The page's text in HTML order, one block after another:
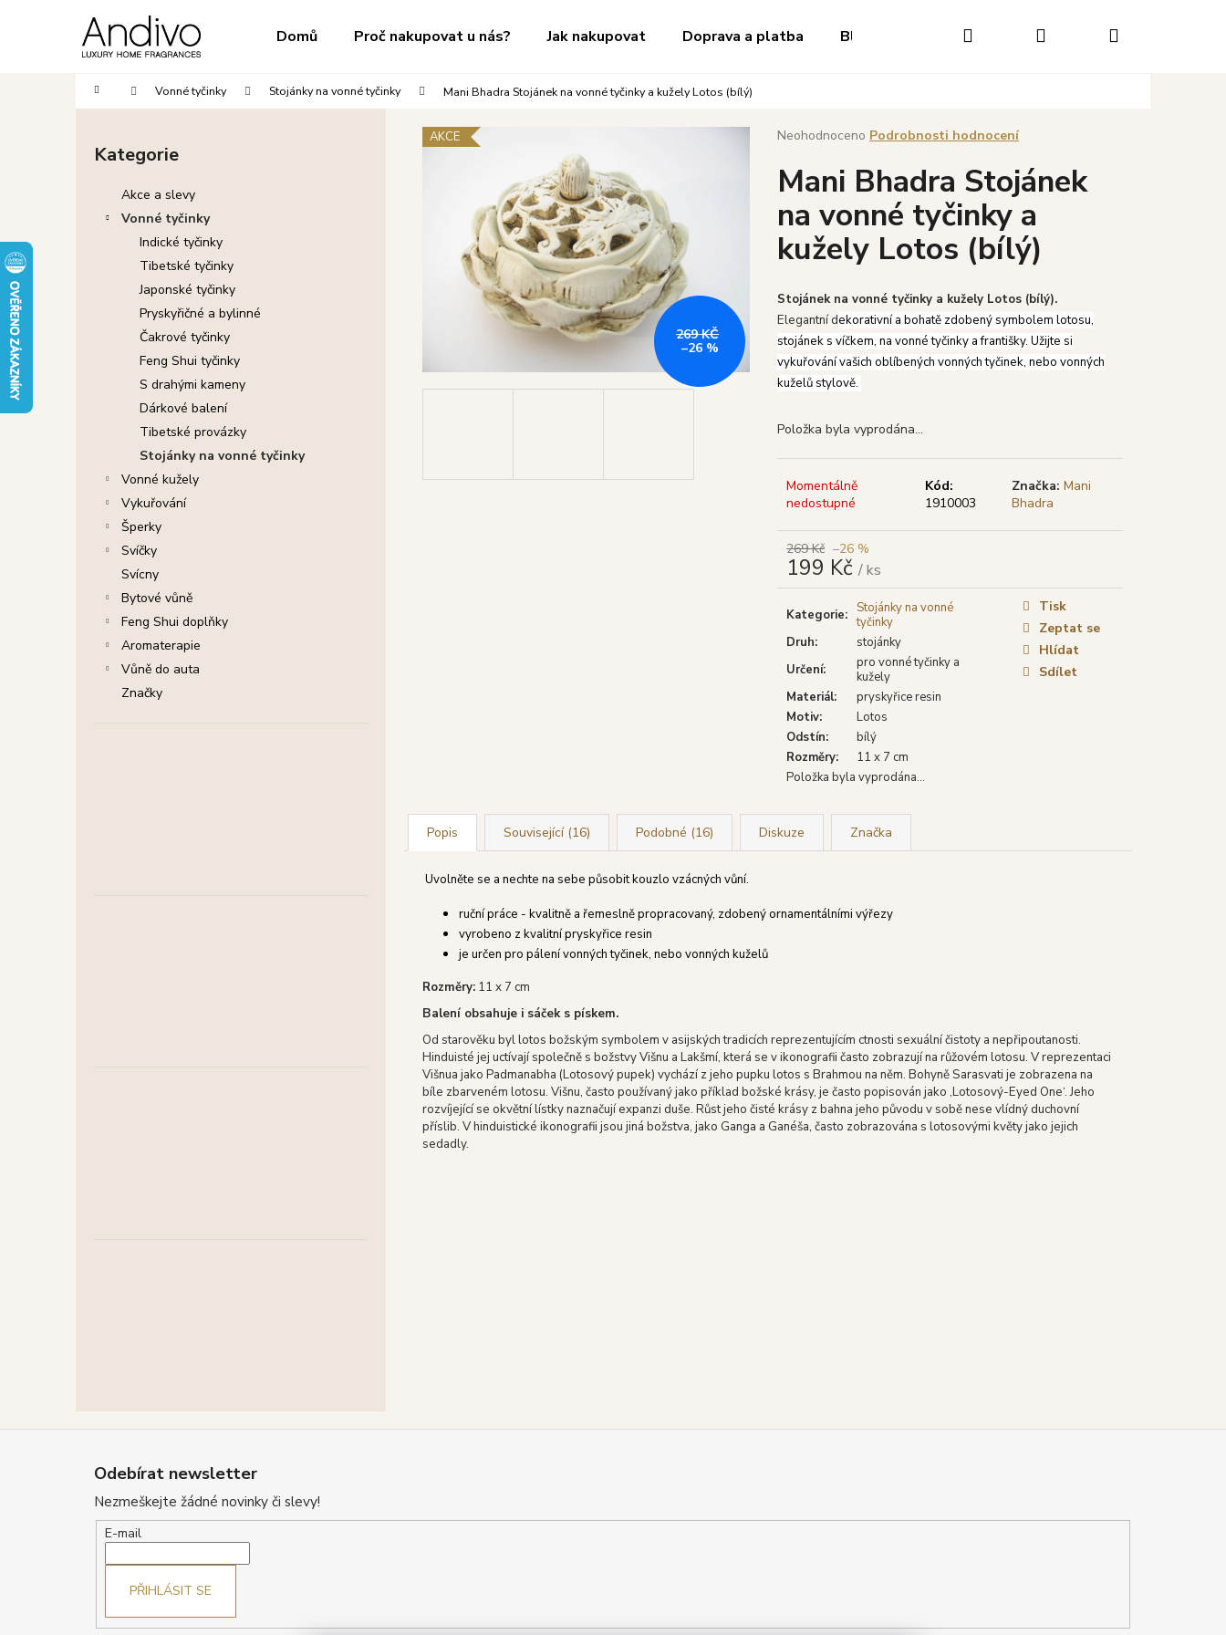
Domů Proč nakupovat u nás? Jak nakupovat Doprava a platba Blog Hodnocení obchodu Napište nám
Hledat PřihlášeníNákupní
Domů Vonné tyčinky Stojánky na vonné tyčinky Mani Bhadra Stojánek na vonné tyčinky a kužely Lotos (bílý)
Přeskočit
kategorie
Kategorie
Akce a slevy
Vonné tyčinky
Indické tyčinky
Tibetské tyčinky
Japonské tyčinky
Pryskyřičné a bylinné
Čakrové tyčinky
Feng Shui tyčinky
S drahými kameny
Dárkové balení
Tibetské provázky
Stojánky na vonné tyčinky
Vonné kužely
Vykuřování
Šperky
Svíčky
Svícny
Bytové vůně
Feng Shui doplňky
Aromaterapie
Vůně do auta
Značky
Průměrné
produktu
je
z
5
hvězdiček.
Neohodnoceno Podrobnosti hodnocení
Mani Bhadra Stojánek
na vonné tyčinky a
kužely Lotos (bílý)
Stojánek na vonné tyčinky a kužely Lotos (bílý).
Elegantní dekorativní a bohatě zdobený symbolem lotosu,
stojánek s víčkem, na vonné tyčinky a františky. Užijte si
vykuřování vašich oblíbených vonných tyčinek, nebo vonných
kuželů stylově.
Položka byla vyprodána…
Momentálně
nedostupné
Kód:
1910003
Značka: Mani
Bhadra
269 Kč –26 %
199 Kč / ks
Měrná
Kategorie: Stojánky na vonné
tyčinky
Druh:
stojánky
Určení:
pro vonné tyčinky a
kužely
Materiál:
pryskyřice resin
Motiv:
Lotos
Odstín:
bílý
Rozměry:
11 x 7 cm
Položka byla vyprodána…
Tisk
Zeptat se
Hlídat
Sdílet
AKCE
269 KČ
–26 %
Popis Související (16) Podobné (16) Diskuze Značka
Uvolněte se a nechte na sebe působit kouzlo vzácných vůní.
ruční práce - kvalitně a řemeslně propracovaný, zdobený ornamentálními výřezy
vyrobeno z kvalitní pryskyřice resin
je určen pro pálení vonných tyčinek, nebo vonných kuželů
Rozměry: 11 x 7 cm
Balení obsahuje i sáček s pískem.
Od starověku byl lotos božským symbolem v asijských tradicích reprezentujícím ctnosti sexuální čistoty a nepřipoutanosti.
Hinduisté jej uctívají společně s božstvy Višnu a Lakšmí, která se v ikonografii často zobrazují na růžovém lotosu. V reprezentaci
Višnua jako Padmanabha (Lotosový pupek) vychází z jeho pupku lotos s Brahmou na něm. Bohyně Sarasvati je zobrazena na
bíle zbarveném lotosu. Višnu, často používaný jako příklad božské krásy, je často popisován jako ‚Lotosový-Eyed One‘. Jeho
rozvíjející se okvětní lístky naznačují expanzi duše. Růst jeho čisté krásy z bahna jeho původu v sobě nese vlídný duchovní
příslib. V hinduistické ikonografii jsou jiná božstva, jako Ganga a Ganéša, často zobrazována s lotosovými květy jako jejich
sedadly.
Zpět
do
obchodu
Zpět
do
obchodu
Co potřebujete najít?
HLEDAT
Doporučujeme
Následující
SHRINIVAS SATYA VONNÉ TYČINKY
NAG CHAMPA, 15 G
46 Kč
WHITE SAGE (BÍLÁ ŠALVĚJ), 15 G
Odebírat newsletter
Nezmeškejte žádné novinky či slevy!
E-mail
PŘIHLÁSIT SE